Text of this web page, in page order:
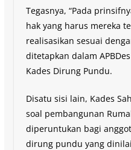
Tegasnya, “Pada
hak yang harus mereka
realisasikan sesuai
ditetapkan dalam
Kades Dirung Pundu.
Disatu sisi lain, Kades
soal pembangunan
diperuntukan bagi
dirung pundu yang